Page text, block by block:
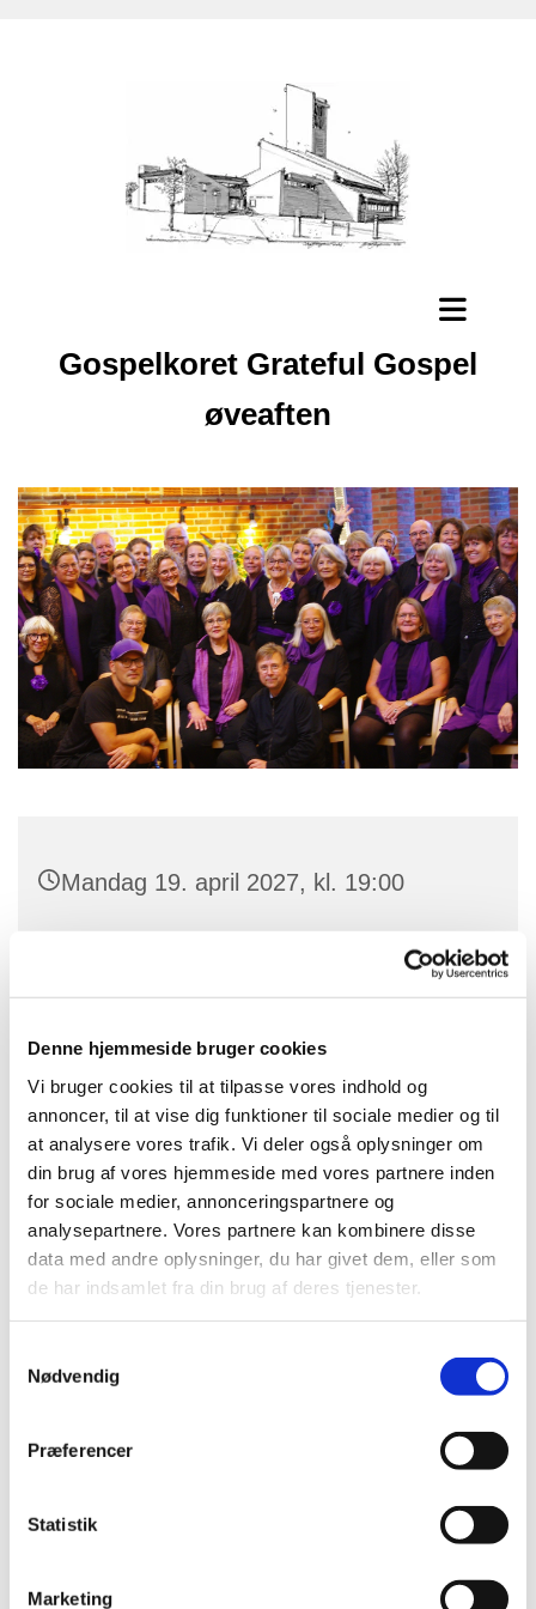
Denne hjemmeside bruger cookies
Vi bruger cookies til at tilpasse vores indhold og
annoncer, til at vise dig funktioner til sociale medier og til
at analysere vores trafik. Vi deler også oplysninger om
din brug af vores hjemmeside med vores partnere inden
for sociale medier, annonceringspartnere og
analysepartnere. Vores partnere kan kombinere disse
data med andre oplysninger, du har givet dem, eller som
de har indsamlet fra din brug af deres tjenester.
Nødvendig
Præferencer
Statistik
Marketing
Gospelkoret Grateful Gospel
øveaften
Mandag 19. april 2027, kl. 19:00
Skt. Jørgens Kirke, Parkvej 101, 4700
Koret Grateful Gospel øver hver mandag hos os i Skt.
Jørgens Kirke. Du er også velkommen! Du skal kunne
synge, men der er ikke nogen optagelsesprøve. Der er
et deltagergebyr, men første gang du deltager er gratis
og uforpligtende.
Kontakt korleder Stefan Ægidius på
stefgid@gmail.com for mere information :-)